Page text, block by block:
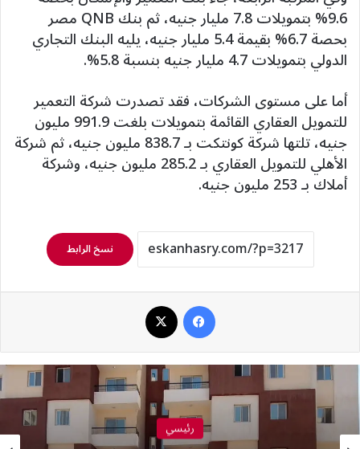
9.6% بتمويلات 7.8 مليار جنيه، ثم بنك QNB مصر
بحصة 6.7% بقيمة 5.4 مليار جنيه، يليه البنك التجاري
الدولي بتمويلات 4.7 مليار جنيه بنسبة 5.8%.
أما على مستوى الشركات، فقد تصدرت شركة التعمير
للتمويل العقاري القائمة بتمويلات بلغت 991.9 مليون
جنيه، تلتها شركة كونتكت بـ 838.7 مليون جنيه، ثم شركة
الأهلي للتمويل العقاري بـ 285.2 مليون جنيه، وشركة
أملاك بـ 253 مليون جنيه.
نسخ الرابط
رئيسي